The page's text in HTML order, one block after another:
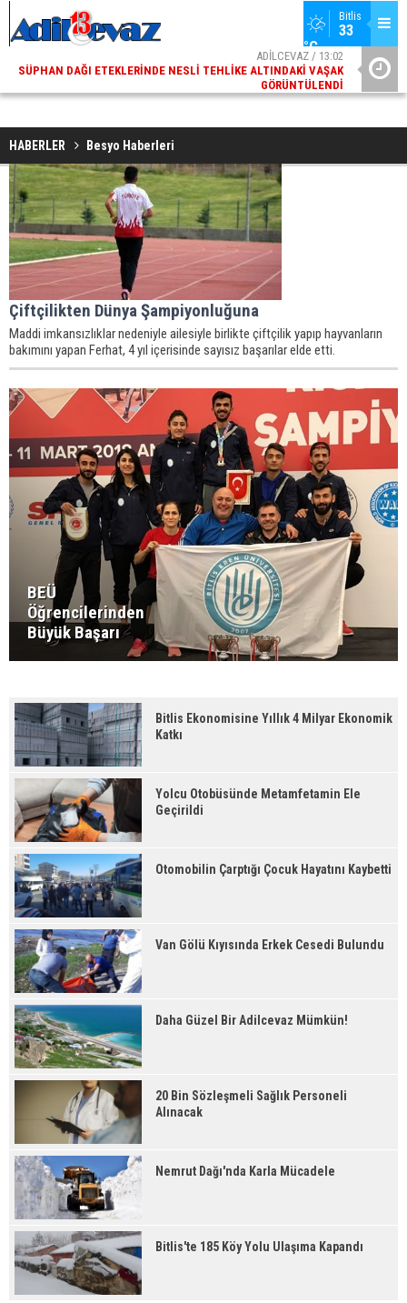
Bitlis
33
°C
ADİLCEVAZ / 13:02
SÜPHAN DAĞI ETEKLERINDE NESLI TEHLIKE ALTINDAKI VAŞAK
GÖRÜNTÜLENDI
HABERLER Besyo Haberleri
Çiftçilikten Dünya Şampiyonluğuna
Maddi imkansızlıklar nedeniyle ailesiyle birlikte çiftçilik yapıp hayvanların
bakımını yapan Ferhat, 4 yıl içerisinde sayısız başarılar elde etti.
BEÜ
Öğrencilerinden
Büyük Başarı
Bitlis Ekonomisine Yıllık 4 Milyar Ekonomik
Katkı
Yolcu Otobüsünde Metamfetamin Ele
Geçirildi
Otomobilin Çarptığı Çocuk Hayatını Kaybetti
Van Gölü Kıyısında Erkek Cesedi Bulundu
Daha Güzel Bir Adilcevaz Mümkün!
20 Bin Sözleşmeli Sağlık Personeli
Alınacak
Nemrut Dağı'nda Karla Mücadele
Bitlis'te 185 Köy Yolu Ulaşıma Kapandı